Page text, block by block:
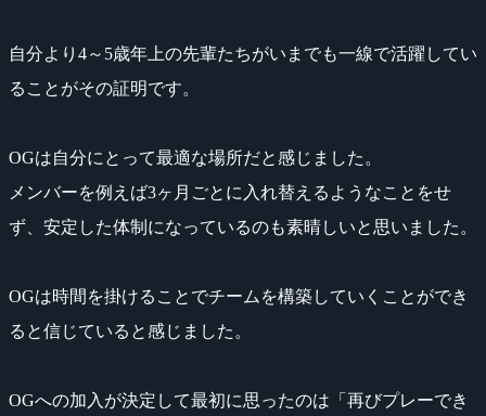
自分より4～5歳年上の先輩たちがいまでも一線で活躍してい
ることがその証明です。
OGは自分にとって最適な場所だと感じました。
メンバーを例えば3ヶ月ごとに入れ替えるようなことをせ
ず、安定した体制になっているのも素晴しいと思いました。
OGは時間を掛けることでチームを構築していくことができ
ると信じていると感じました。
OGへの加入が決定して最初に思ったのは「再びプレーでき